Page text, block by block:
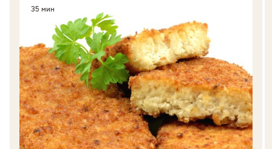
Время приготовления
35 мин